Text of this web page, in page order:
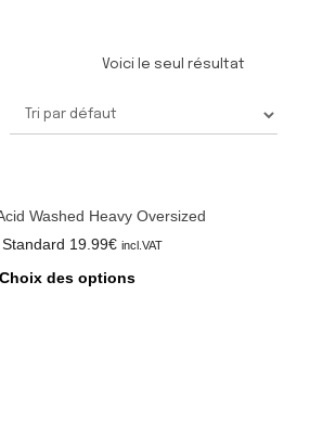
Voici le seul résultat
Washed Heavy Oversized
19.99€ incl.VAT
Choix des options